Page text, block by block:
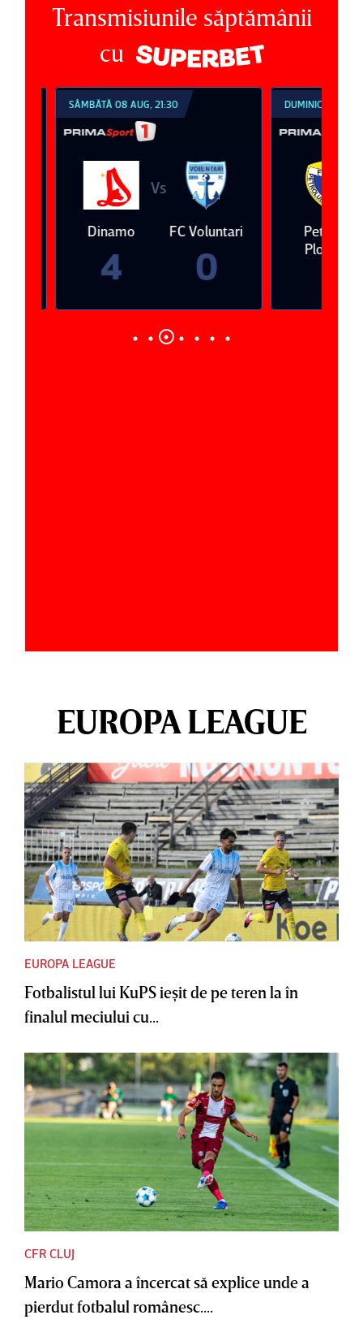
Transmisiunile săptămânii
cu
SÂMBĂTĂ 08 AUG, 21:30
Dinamo
4
Vs
FC Voluntari
0
DUMINICĂ 09 AUG,
Petrolul
Ploieşti
EUROPA LEAGUE
EUROPA LEAGUE
Fotbalistul lui KuPS ieşit de pe teren la în
finalul meciului cu...
CFR CLUJ
Mario Camora a încercat să explice unde a
pierdut fotbalul românesc....